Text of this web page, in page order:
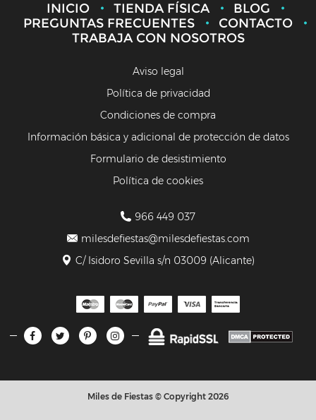
INICIO TIENDA FÍSICA
BLOG
PREGUNTAS FRECUENTES
CONTACTO
TRABAJA CON NOSOTROS
Aviso legal
Política de privacidad
Condiciones de compra
Información básica y adicional de protección de datos
Formulario de desistimiento
Política de cookies
966 449 037
milesdefiestas@milesdefiestas.com
C/ Isidoro Sevilla s/n 03009 (Alicante)
Miles de Fiestas © Copyright 2026